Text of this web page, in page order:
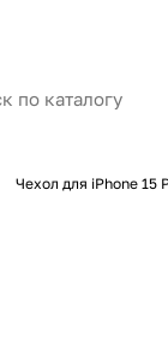
Чехол для iPhone 15